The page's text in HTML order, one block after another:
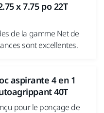
x 7.75 po 22T
de la gamme Net de
sont excellentes.
aspirante 4 en 1
40T
pour le ponçage de